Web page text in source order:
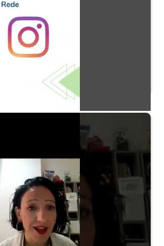
habilidades desarrollan los